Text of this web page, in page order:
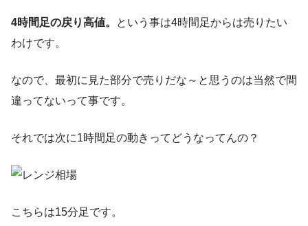
4時間足の戻り高値。
という事は4時間足からは売りたい
わけです。
なので、最初に見た部分で売りだな～と思うのは当然で間
違ってないって事です。
それでは次に1時間足の動きってどうなってんの？
こちらは15分足です。